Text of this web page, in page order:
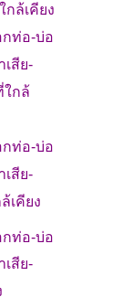
ล้เคียง
ท่อ-บ่อ
สีย-
กล้
ท่อ-บ่อ
สีย-
เคียง
ท่อ-บ่อ
สีย-